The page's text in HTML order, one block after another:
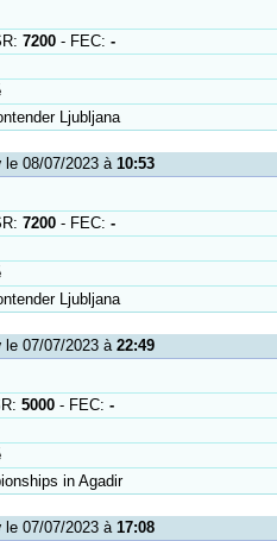
7200 - FEC: -
Ljubljana
le 08/07/2023 à 10:53
7200 - FEC: -
Ljubljana
le 07/07/2023 à 22:49
5000 - FEC: -
in Agadir
le 07/07/2023 à 17:08